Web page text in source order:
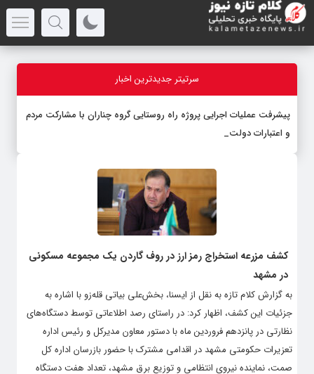
سرتیتر جدیدترین اخبار
پیشرفت عملیات اجرایی پروژه راه روستایی گروه چناران با مشارکت مردم
و اعتبارات دولتی
کشف مزرعه استخراج رمز ارز در روف گاردن یک مجموعه مسکونی
در مشهد
به گزارش کلام تازه به نقل از ایسنا، بخش‌علی بیاتی قله‌زو با اشاره به
جزئیات این کشف، اظهار کرد: در راستای رصد اطلاعاتی توسط دستگاه‌های
نظارتی در پانزدهم فروردین ماه با دستور معاون مدیرکل و رئیس اداره
تعزیرات حکومتی مشهد در اقدامی مشترک با حضور بازرسان اداره کل
صمت، نماینده نیروی انتظامی و توزیع برق مشهد، تعداد هفت دستگاه